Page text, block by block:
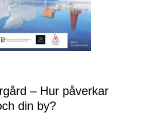
– Hur påverkar
din by?